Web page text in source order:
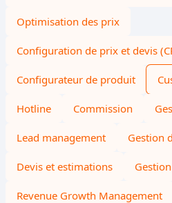
Optimisation des prix
Configuration de prix et devis
Configurateur de produit
Hotline Commission
Lead management Gestion
Devis et estimations
Revenue Growth Management